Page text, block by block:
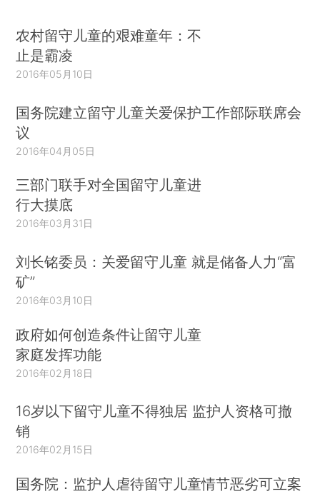
农村留守儿童的艰难童年：不
止是霸凌
2016年05月10日
国务院建立留守儿童关爱保护工作部际联席会
议
2016年04月05日
三部门联手对全国留守儿童进
行大摸底
2016年03月31日
刘长铭委员：关爱留守儿童 就是储备人力“富
矿”
2016年03月10日
政府如何创造条件让留守儿童
家庭发挥功能
2016年02月18日
16岁以下留守儿童不得独居 监护人资格可撤
销
2016年02月15日
国务院：监护人虐待留守儿童情节恶劣可立案